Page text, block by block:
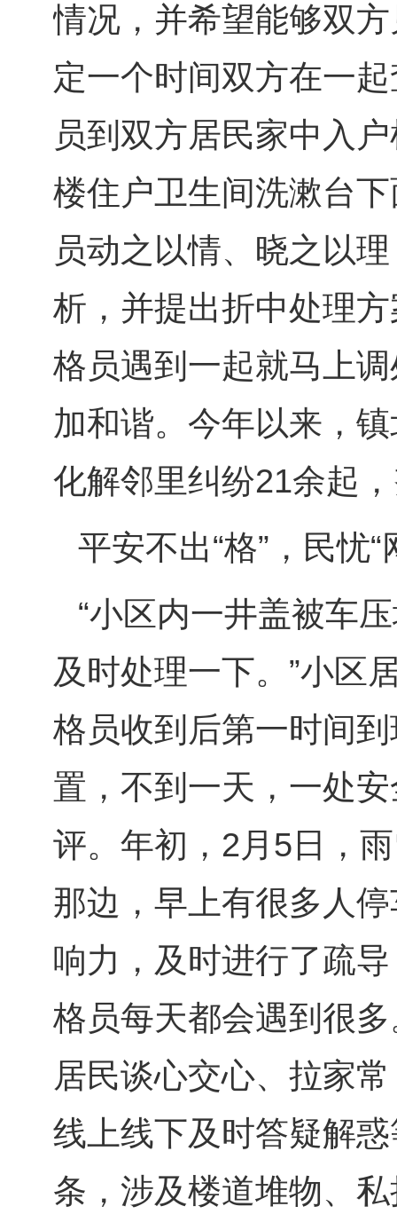
情况，并希望能够双
定一个时间双方在一
员到双方居民家中入
楼住户卫生间洗漱台
员动之以情、晓之以
析，并提出折中处理
格员遇到一起就马上
加和谐。今年以来，
化解邻里纠纷21余起
平安不出“格”，民忧“
“小区内一井盖被车
及时处理一下。”小区
格员收到后第一时间
置，不到一天，一处
评。年初，2月5日，
那边，早上有很多人
响力，及时进行了疏
格员每天都会遇到很
居民谈心交心、拉家
线上线下及时答疑解
条，涉及楼道堆物、